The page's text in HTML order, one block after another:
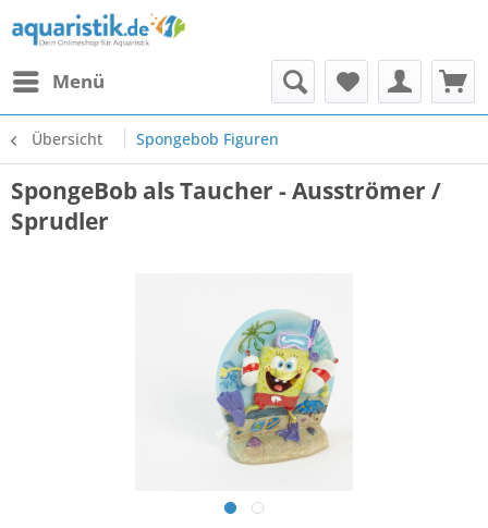
Menü
Übersicht Spongebob Figuren
SpongeBob als Taucher - Ausströmer /
Sprudler